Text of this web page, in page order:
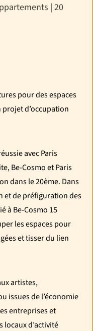
| 20
pour des espaces
d’occupation
avec Paris
Be-Cosmo et Paris
dans le 20ème. Dans
et de préfiguration des
à Be-Cosmo 15
les espaces pour
et tisser du lien
artistes,
issues de l’économie
entreprises et
d’activité